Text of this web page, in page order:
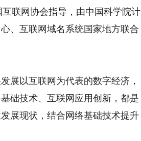
联网协会指导，由中国科学院计
、互联网域名系统国家地方联合
以互联网为代表的数字经济，
础技术、互联网应用创新，都是
展现状，结合网络基础技术提升